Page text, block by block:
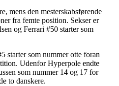
mens den mesterskabsførende
fra femte position. Sekser er
og Ferrari #50 starter som
starter som nummer otte foran
Udenfor Hyperpole endte
som nummer 14 og 17 for
to danskere.